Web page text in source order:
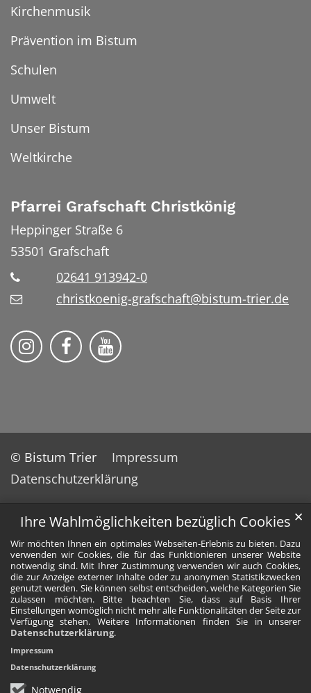
Ihre Wahlmöglichkeiten bezüglich Cookies
Wir möchten Ihnen ein optimales Webseiten-Erlebnis zu bieten. Dazu
verwenden wir Cookies, die für das Funktionieren unserer Website
notwendig sind. Mit Ihrer Zustimmung verwenden wir auch Cookies,
die zur Anzeige externer Inhalte oder zu anonymen Statistikzwecken
genutzt werden. Sie können selbst entscheiden, welche Kategorien Sie
zulassen möchten. Bitte beachten Sie, dass auf Basis Ihrer
Einstellungen womöglich nicht mehr alle Funktionalitäten der Seite zur
Verfügung stehen. Weitere Informationen finden Sie in unserer
Datenschutzerklärung.
Notwendig
✕
Impressum
Datenschutzerklärung
Kirchenmusik
Prävention im Bistum
Schulen
Umwelt
Unser Bistum
Weltkirche
Pfarrei Grafschaft Christkönig
Heppinger Straße 6
53501 Grafschaft
02641 913942-0
christkoenig-grafschaft@bistum-trier.de
Pfarreiengemeinschaft Grafschaft auf
Pfarreiengemeinschaft Grafschaft
Pfarreiengemeinschaft
© Bistum Trier
Impressum
Datenschutzerklärung